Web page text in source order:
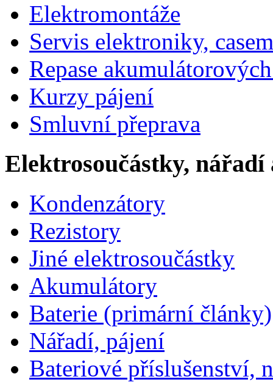
Elektromontáže
Servis elektroniky,
Repase
Kurzy pájení
Smluvní přeprava
Elektrosoučástky, nářadí
Kondenzátory
Rezistory
Jiné elektrosoučástky
Akumulátory
Baterie (primární články)
Nářadí, pájení
Bateriové příslušenství,